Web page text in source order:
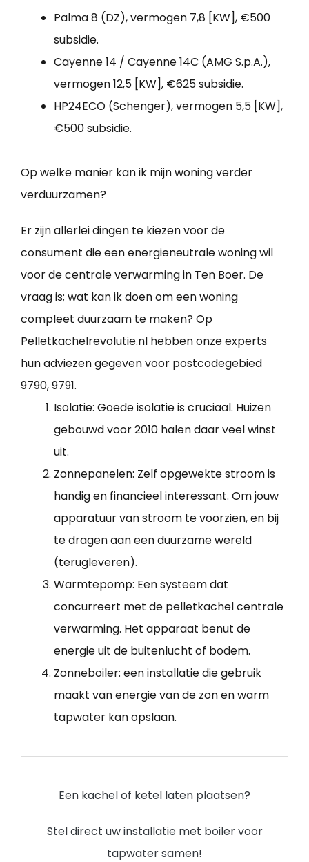
Palma 8 (DZ), vermogen 7,8 [KW], €500
subsidie.
Cayenne 14 / Cayenne 14C (AMG S.p.A.),
vermogen 12,5 [KW], €625 subsidie.
HP24ECO (Schenger), vermogen 5,5 [KW],
€500 subsidie.
Op welke manier kan ik mijn woning verder
verduurzamen?
Er zijn allerlei dingen te kiezen voor de
consument die een energieneutrale woning wil
voor de centrale verwarming in Ten Boer. De
vraag is; wat kan ik doen om een woning
compleet duurzaam te maken? Op
Pelletkachelrevolutie.nl hebben onze experts
hun adviezen gegeven voor postcodegebied
9790, 9791.
Isolatie: Goede isolatie is cruciaal. Huizen
gebouwd voor 2010 halen daar veel winst
uit.
Zonnepanelen: Zelf opgewekte stroom is
handig en financieel interessant. Om jouw
apparatuur van stroom te voorzien, en bij
te dragen aan een duurzame wereld
(terugleveren).
Warmtepomp: Een systeem dat
concurreert met de pelletkachel centrale
verwarming. Het apparaat benut de
energie uit de buitenlucht of bodem.
Zonneboiler: een installatie die gebruik
maakt van energie van de zon en warm
tapwater kan opslaan.
Een kachel of ketel laten plaatsen?
Stel direct uw installatie met boiler voor
tapwater samen!